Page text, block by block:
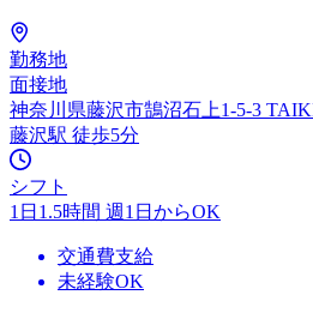
勤務地
面接地
神奈川県藤沢市鵠沼石上1-5-3
藤沢駅 徒歩5分
シフト
1日1.5時間 週1日からOK
交通費支給
未経験OK